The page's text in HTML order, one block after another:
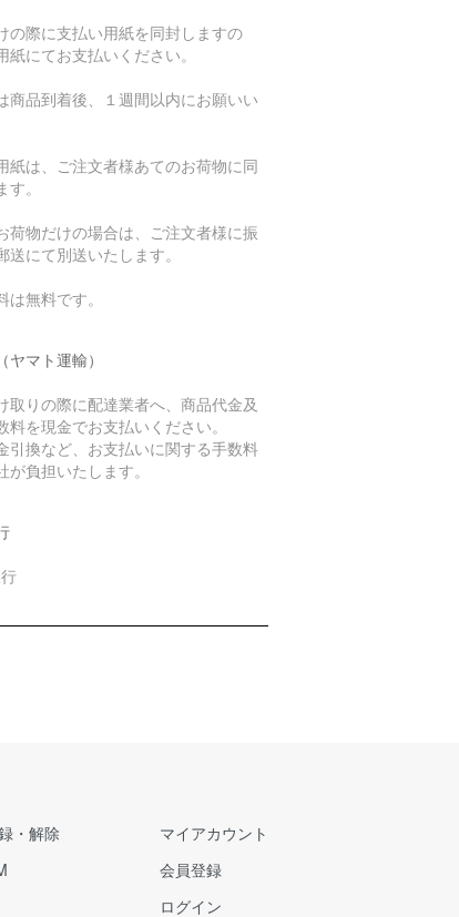
の際に支払い用紙を同封しますの
紙にてお支払いください。
商品到着後、１週間以内にお願いい
紙は、ご注文者様あてのお荷物に同
。
荷物だけの場合は、ご注文者様に振
送にて別送いたします。
は無料です。
ヤマト運輸）
取りの際に配達業者へ、商品代金及
料を現金でお支払いください。
引換など、お支払いに関する手数料
が負担いたします。
・解除
マイアカウント
会員登録
ログイン